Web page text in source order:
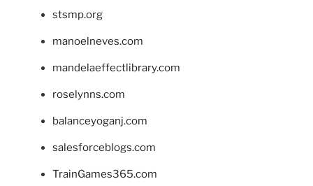
stsmp.org
manoelneves.com
mandelaeffectlibrary.com
roselynns.com
balanceyoganj.com
salesforceblogs.com
TrainGames365.com